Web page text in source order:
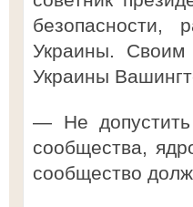
безопасности,
Украины. Своим
Украины
— Не допустить
сообщества,
сообщество